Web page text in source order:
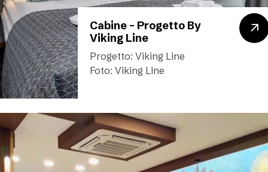
Cabine – Progetto By
Viking Line
Progetto: Viking Line
Foto: Viking Line